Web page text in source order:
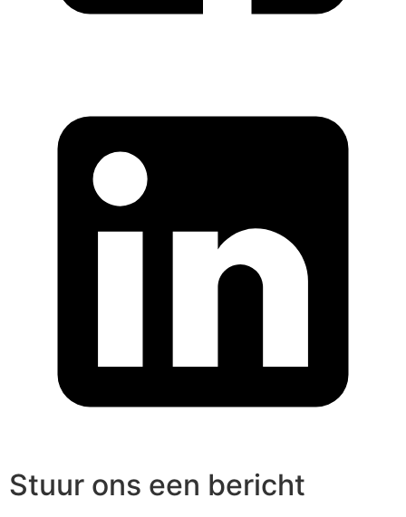
Stuur ons een bericht